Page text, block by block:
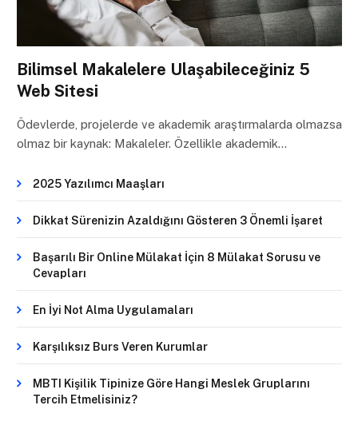
Bilimsel Makalelere Ulaşabileceğiniz 5
Web Sitesi
Ödevlerde, projelerde ve akademik araştırmalarda olmazsa
olmaz bir kaynak: Makaleler. Özellikle akademik…
2025 Yazılımcı Maaşları
Dikkat Sürenizin Azaldığını Gösteren 3 Önemli İşaret
Başarılı Bir Online Mülakat İçin 8 Mülakat Sorusu ve
Cevapları
En İyi Not Alma Uygulamaları
Karşılıksız Burs Veren Kurumlar
MBTI Kişilik Tipinize Göre Hangi Meslek Gruplarını
Tercih Etmelisiniz?